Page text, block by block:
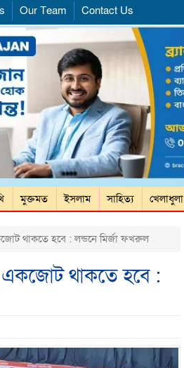
Our Team Contact Us
মুক্তমত ইসলাম সাহিত্য খেলাধুলা
থাকতে হবে : লন্ডনে মির্জা ফখরুল
একজোট থাকতে হবে :